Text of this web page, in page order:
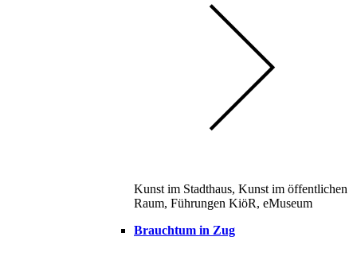
Kunst im Stadthaus, Kunst im öffentlichen
Raum, Führungen KiöR, eMuseum
Brauchtum in Zug